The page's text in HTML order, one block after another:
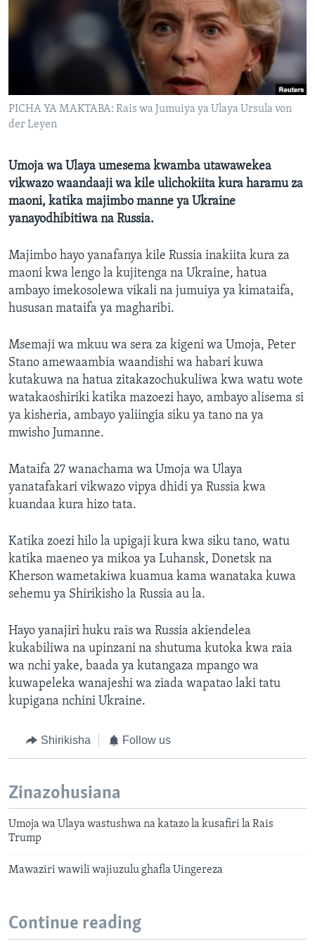
PICHA YA MAKTABA: Rais wa Jumuiya ya Ulaya Ursula von
der Leyen
Umoja wa Ulaya umesema kwamba utawawekea
vikwazo waandaaji wa kile ulichokiita kura haramu za
maoni, katika majimbo manne ya Ukraine
yanayodhibitiwa na Russia.
Majimbo hayo yanafanya kile Russia inakiita kura za
maoni kwa lengo la kujitenga na Ukraine, hatua
ambayo imekosolewa vikali na jumuiya ya kimataifa,
hususan mataifa ya magharibi.
Msemaji wa mkuu wa sera za kigeni wa Umoja, Peter
Stano amewaambia waandishi wa habari kuwa
kutakuwa na hatua zitakazochukuliwa kwa watu wote
watakaoshiriki katika mazoezi hayo, ambayo alisema si
ya kisheria, ambayo yaliingia siku ya tano na ya
mwisho Jumanne.
Mataifa 27 wanachama wa Umoja wa Ulaya
yanatafakari vikwazo vipya dhidi ya Russia kwa
kuandaa kura hizo tata.
Katika zoezi hilo la upigaji kura kwa siku tano, watu
katika maeneo ya mikoa ya Luhansk, Donetsk na
Kherson wametakiwa kuamua kama wanataka kuwa
sehemu ya Shirikisho la Russia au la.
Hayo yanajiri huku rais wa Russia akiendelea
kukabiliwa na upinzani na shutuma kutoka kwa raia
wa nchi yake, baada ya kutangaza mpango wa
kuwapeleka wanajeshi wa ziada wapatao laki tatu
kupigana nchini Ukraine.
Shirikisha Follow us
Zinazohusiana
Umoja wa Ulaya wastushwa na katazo la kusafiri la Rais
Trump
Mawaziri wawili wajiuzulu ghafla Uingereza
Continue reading